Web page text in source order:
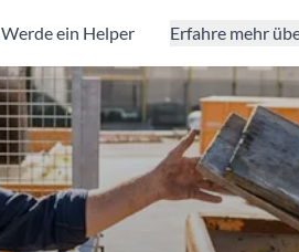
Werde ein Helper Erfahre mehr